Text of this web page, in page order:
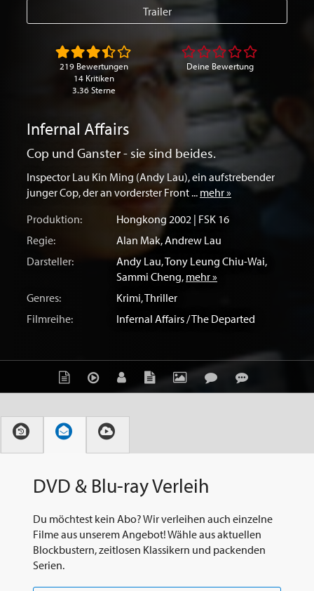
Infernal Affairs
Cop und Ganster - sie sind beides.
Inspector Lau Kin Ming (Andy Lau), ein aufstrebender
junger Cop, der an vorderster Front ... mehr »
Produktion:
Hongkong 2002 | FSK 16
Regie:
Alan Mak,Andrew Lau
Darsteller:
Andy Lau,Tony Leung Chiu-Wai,
Sammi Cheng, mehr »
Genres:
Krimi,Thriller
Filmreihe:
Infernal Affairs / The Departed
Trailer
219 Bewertungen
14 Kritiken
3.36 Sterne
Deine Bewertung
DVD & Blu-ray Verleih
Du möchtest kein Abo? Wir verleihen auch einzelne
Filme aus unserem Angebot! Wähle aus aktuellen
Blockbustern, zeitlosen Klassikern und packenden
Serien.